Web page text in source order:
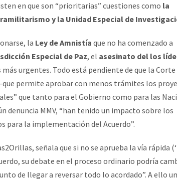
en que son “prioritarias” cuestiones como la
y la Unidad Especial de
la Ley de Amnistía que no ha comenzado a
Especial de Paz, el asesinato del los
urgentes. Todo está pendiente de que la Corte
permite aprobar con menos trámites los
que tanto para el Gobierno como para las
denuncia MMV, “han tenido un impacto sobre los
la implementación del Acuerdo”.
, señala que si no se aprueba la vía rápida
su debate en el proceso ordinario podría
de llegar a reversar todo lo acordado”. A ello